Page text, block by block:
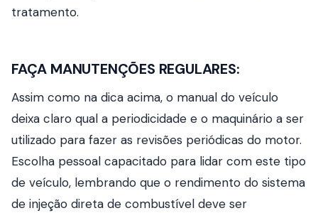
tratamento.
FAÇA MANUTENÇÕES REGULARES:
Assim como na dica acima, o manual do veículo
deixa claro qual a periodicidade e o maquinário a ser
utilizado para fazer as revisões periódicas do motor.
Escolha pessoal capacitado para lidar com este tipo
de veículo, lembrando que o rendimento do sistema
de injeção direta de combustível deve ser